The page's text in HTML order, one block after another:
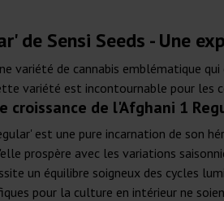
de Sensi Seeds - Une
variété de cannabis emblématique
variété est incontournable pour les
de l'Afghani 1
est une pure incarnation de son
prospère avec les variations
un équilibre soigneux des cycles
pour la culture en intérieur ne